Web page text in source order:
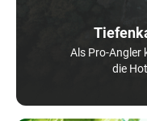
Als Pro-Angler
die